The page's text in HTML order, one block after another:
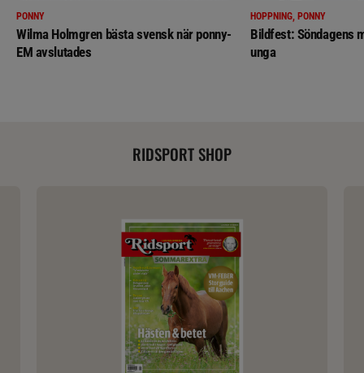
PONNY
Wilma Holmgren bästa svensk när ponny-
EM avslutades
HOPPNING, PONNY
Bildfest: Söndagens
unga
RIDSPORT SHOP